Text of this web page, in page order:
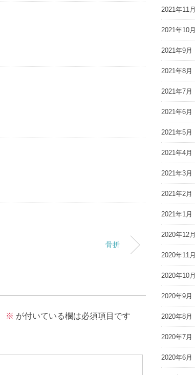
骨折
※ が付いている欄は必須項目です
2021年11月
2021年10月
2021年9月
2021年8月
2021年7月
2021年6月
2021年5月
2021年4月
2021年3月
2021年2月
2021年1月
2020年12月
2020年11月
2020年10月
2020年9月
2020年8月
2020年7月
2020年6月